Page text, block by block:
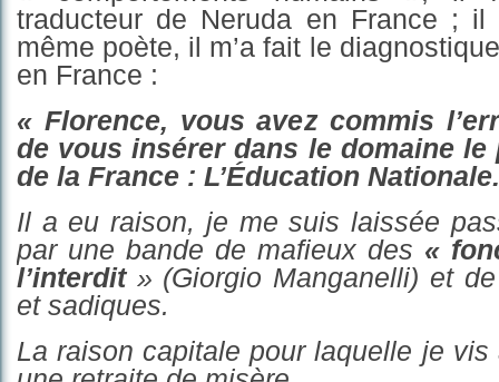
traducteur de Neruda en France ;
même poète, il m’a fait le
en France :
« Florence, vous avez commis
de vous insérer dans le domaine le
de la France : L’Éducation
Il a eu raison, je me suis laissée
par une bande de mafieux des «
l’interdit» (Giorgio Manganelli) et
et sadiques.
La raison capitale pour laquelle je vis